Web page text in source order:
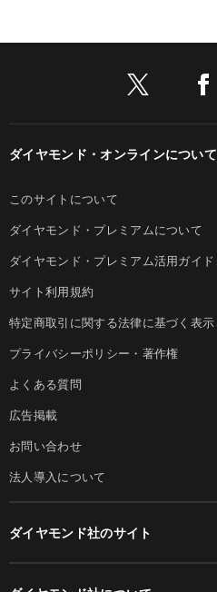
ダイヤモンド・オンラインについて
このサイトについて
ダイヤモンド・プレミアムについて
ダイヤモンド・プレミアム活用ガイド
サイト利用規約
特定商取引に関する法律に基づく表示
プライバシーポリシー・著作権
よくある質問
広告掲載
お問い合わせ
法人導入について
ダイヤモンド社のサイト